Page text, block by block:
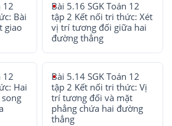
12
Bài
giao
Bài 5.16 SGK Toán 12
tập 2 Kết nối tri thức: Xét
vị trí tương đối giữa hai
đường thẳng
12
Hai
Bài 5.14 SGK Toán 12
tập 2 Kết nối tri thức: Vị
trí tương đối và mặt
phẳng chứa hai đường
thẳng